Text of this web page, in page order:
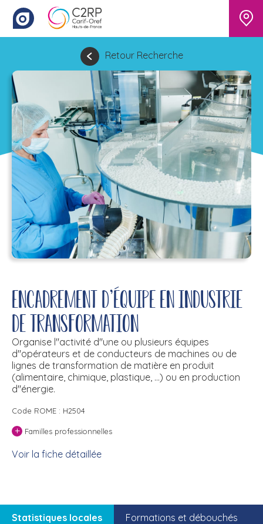
Retour Recherche
Encadrement d'équipe en industrie
de transformation
Organise l''activité d''une ou plusieurs équipes
d''opérateurs et de conducteurs de machines ou de
lignes de transformation de matière en produit
(alimentaire, chimique, plastique, ...) ou en production
d''énergie.
Code ROME : H2504
+ Familles professionnelles
Voir la fiche détaillée
Statistiques locales Formations et débouchés